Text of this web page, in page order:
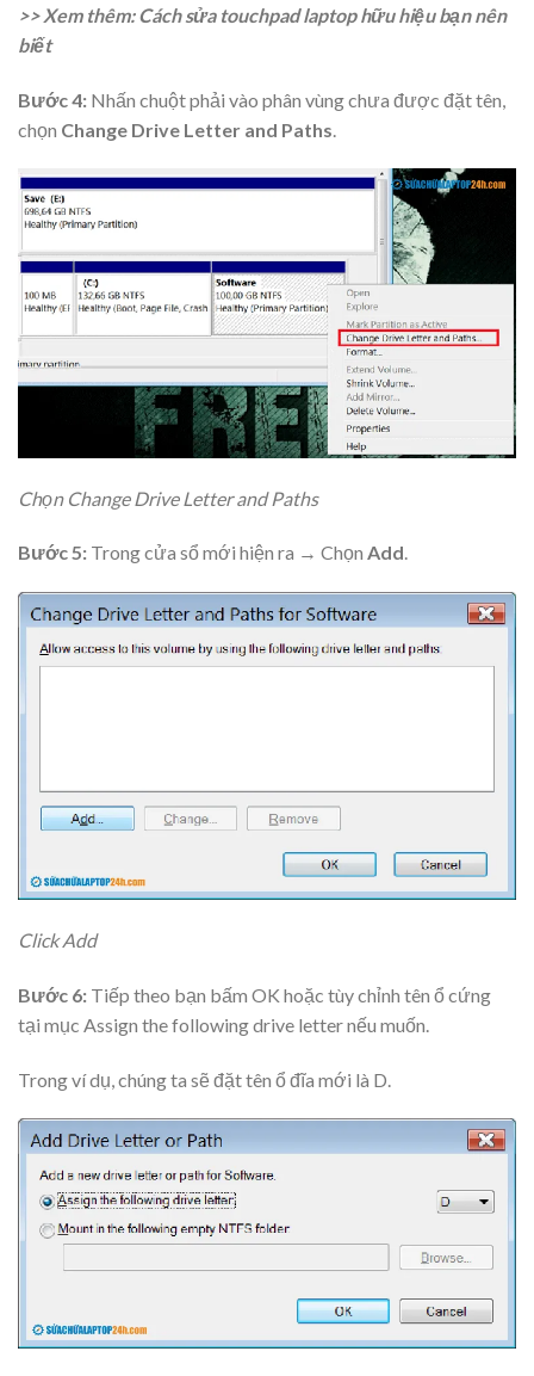
>> Xem thêm: Cách sửa touchpad laptop hữu hiệu bạn nên
biết
Bước 4: Nhấn chuột phải vào phân vùng chưa được đặt tên,
chọn Change Drive Letter and Paths
Chọn Change Drive Letter and Paths
Bước 5: Trong cửa sổ mới hiện ra → Chọn Add.
Click Add
Bước 6: Tiếp theo bạn bấm OK hoặc tùy chỉnh tên ổ cứng
tại mục Assign the following drive letter nếu muốn.
Trong ví dụ, chúng ta sẽ đặt tên ổ đĩa mới là D.